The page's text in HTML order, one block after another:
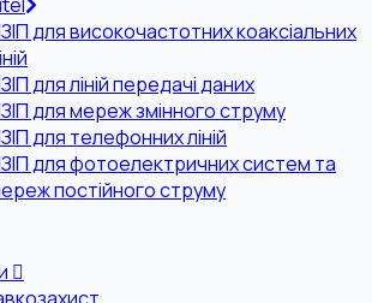
для високочастотних коаксіальних
для ліній передачі даних
для мереж змінного струму
для телефонних ліній
для фотоелектричних систем та
постійного струму